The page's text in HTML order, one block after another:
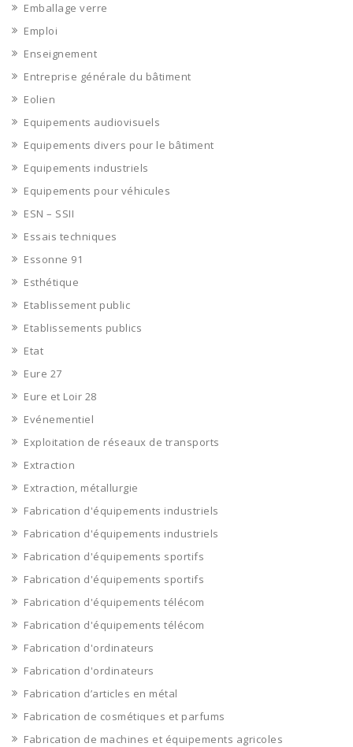
Emballage verre
Emploi
Enseignement
Entreprise générale du bâtiment
Eolien
Equipements audiovisuels
Equipements divers pour le bâtiment
Equipements industriels
Equipements pour véhicules
ESN – SSII
Essais techniques
Essonne 91
Esthétique
Etablissement public
Etablissements publics
Etat
Eure 27
Eure et Loir 28
Evénementiel
Exploitation de réseaux de transports
Extraction
Extraction, métallurgie
Fabrication d'équipements industriels
Fabrication d'équipements industriels
Fabrication d'équipements sportifs
Fabrication d'équipements sportifs
Fabrication d'équipements télécom
Fabrication d'équipements télécom
Fabrication d'ordinateurs
Fabrication d'ordinateurs
Fabrication d’articles en métal
Fabrication de cosmétiques et parfums
Fabrication de machines et équipements agricoles